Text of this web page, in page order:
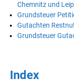
Chemnitz und
Grundsteuer
Gutachten
Grundsteuer
Index